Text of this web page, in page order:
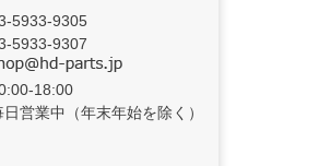
5933-9305
5933-9307
18:00
日営業中（年末年始を除く）